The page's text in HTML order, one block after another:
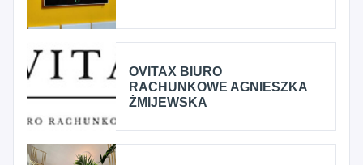
OVITAX BIURO
RACHUNKOWE AGNIESZKA
ŻMIJEWSKA